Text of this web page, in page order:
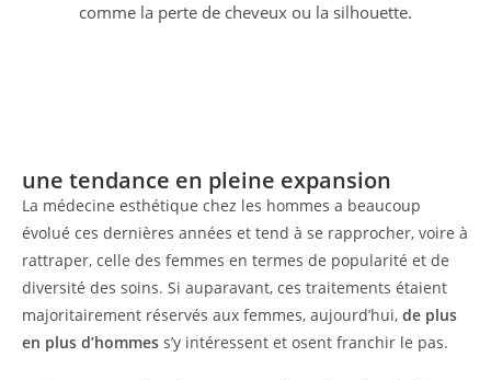
comme la perte de cheveux ou la silhouette.
une tendance en pleine expansion
La médecine esthétique chez les hommes a beaucoup
évolué ces dernières années et tend à se rapprocher, voire à
rattraper, celle des femmes en termes de popularité et de
diversité des soins. Si auparavant, ces traitements étaient
majoritairement réservés aux femmes, aujourd’hui, de plus
en plus d’hommes s’y intéressent et osent franchir le pas.